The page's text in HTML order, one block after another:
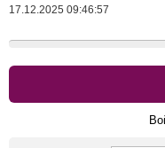
17.12.2025 09:46:57